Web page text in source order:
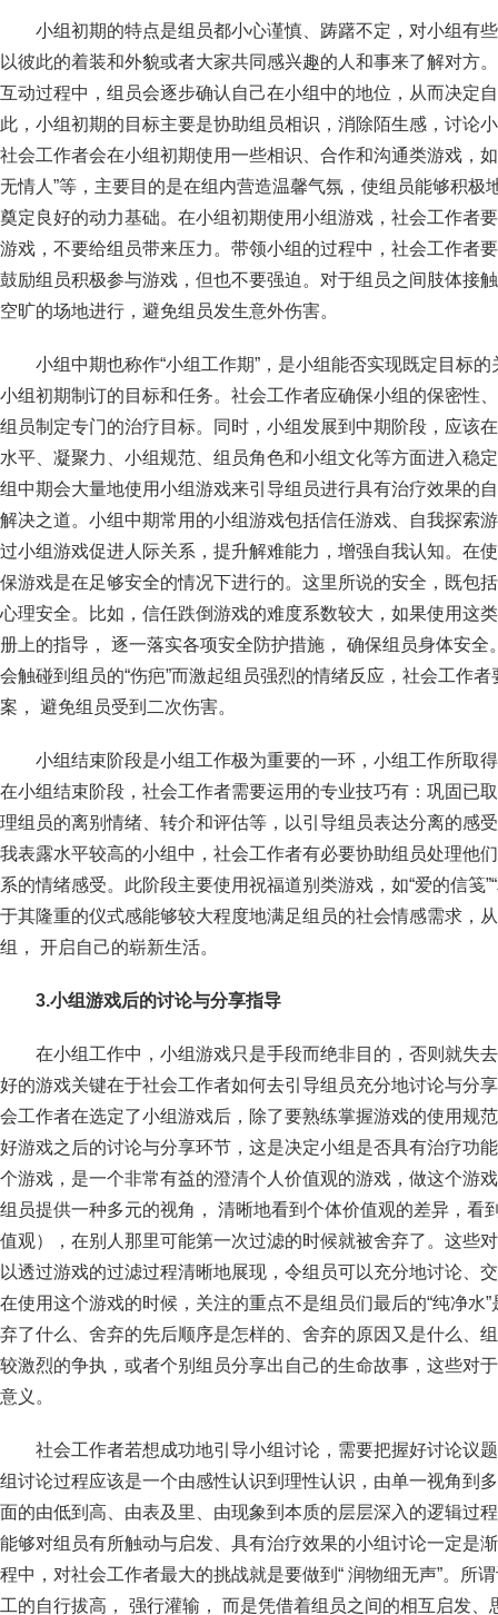
小组初期的特点是组员都小心谨慎、踌躇不定，对小组有
以彼此的着装和外貌或者大家共同感兴趣的人和事来了解对方
互动过程中，组员会逐步确认自己在小组中的地位，从而决定
此，小组初期的目标主要是协助组员相识，消除陌生感，讨论
社会工作者会在小组初期使用一些相识、合作和沟通类游戏，如
无情人”等，主要目的是在组内营造温馨气氛，使组员能够积极
奠定良好的动力基础。在小组初期使用小组游戏，社会工作者
游戏，不要给组员带来压力。带领小组的过程中，社会工作者
鼓励组员积极参与游戏，但也不要强迫。对于组员之间肢体接
空旷的场地进行，避免组员发生意外伤害。
小组中期也称作“小组工作期”，是小组能否实现既定目标
小组初期制订的目标和任务。社会工作者应确保小组的保密性
组员制定专门的治疗目标。同时，小组发展到中期阶段，应该
水平、凝聚力、小组规范、组员角色和小组文化等方面进入稳
组中期会大量地使用小组游戏来引导组员进行具有治疗效果的
解决之道。小组中期常用的小组游戏包括信任游戏、自我探索
过小组游戏促进人际关系，提升解难能力，增强自我认知。在
保游戏是在足够安全的情况下进行的。这里所说的安全，既包
心理安全。比如，信任跌倒游戏的难度系数较大，如果使用这
册上的指导， 逐一落实各项安全防护措施， 确保组员身体安
会触碰到组员的“伤疤”而激起组员强烈的情绪反应，社会工作
案， 避免组员受到二次伤害。
小组结束阶段是小组工作极为重要的一环，小组工作所取
在小组结束阶段，社会工作者需要运用的专业技巧有：巩固已
理组员的离别情绪、转介和评估等，以引导组员表达分离的感
我表露水平较高的小组中，社会工作者有必要协助组员处理他
系的情绪感受。此阶段主要使用祝福道别类游戏，如“爱的信笺
于其隆重的仪式感能够较大程度地满足组员的社会情感需求，
组， 开启自己的崭新生活。
3.小组游戏后的讨论与分享指导
在小组工作中，小组游戏只是手段而绝非目的，否则就失
好的游戏关键在于社会工作者如何去引导组员充分地讨论与分
会工作者在选定了小组游戏后，除了要熟练掌握游戏的使用规
好游戏之后的讨论与分享环节，这是决定小组是否具有治疗功
个游戏，是一个非常有益的澄清个人价值观的游戏，做这个游
组员提供一种多元的视角， 清晰地看到个体价值观的差异，看
值观），在别人那里可能第一次过滤的时候就被舍弃了。这些
以透过游戏的过滤过程清晰地展现，令组员可以充分地讨论、
在使用这个游戏的时候，关注的重点不是组员们最后的“纯净水
弃了什么、舍弃的先后顺序是怎样的、舍弃的原因又是什么、
较激烈的争执，或者个别组员分享出自己的生命故事，这些对
意义。
社会工作者若想成功地引导小组讨论，需要把握好讨论议
组讨论过程应该是一个由感性认识到理性认识，由单一视角到
面的由低到高、由表及里、由现象到本质的层层深入的逻辑过
能够对组员有所触动与启发、具有治疗效果的小组讨论一定是
程中，对社会工作者最大的挑战就是要做到“ 润物细无声”。所
工的自行拔高， 强行灌输， 而是凭借着组员之间的相互启发